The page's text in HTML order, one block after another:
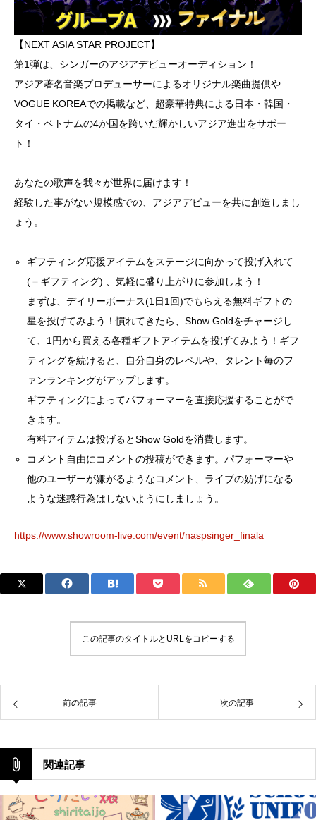
【NEXT ASIA STAR PROJECT】
第1弾は、シンガーのアジアデビューオーディション！
アジア著名音楽プロデューサーによるオリジナル楽曲提供や
VOGUE KOREAでの掲載など、超豪華特典による日本・韓国・
タイ・ベトナムの4か国を跨いだ輝かしいアジア進出をサポー
ト！
あなたの歌声を我々が世界に届けます！
経験した事がない規模感での、アジアデビューを共に創造しまし
ょう。
ギフティング応援アイテムをステージに向かって投げ入れて
(＝ギフティング) 、気軽に盛り上がりに参加しよう！
まずは、デイリーボーナス(1日1回)でもらえる無料ギフトの
星を投げてみよう！慣れてきたら、Show Goldをチャージし
て、1円から買える各種ギフトアイテムを投げてみよう！ギフ
ティングを続けると、自分自身のレベルや、タレント毎のフ
ァンランキングがアップします。
ギフティングによってパフォーマーを直接応援することがで
きます。
有料アイテムは投げるとShow Goldを消費します。
コメント自由にコメントの投稿ができます。パフォーマーや
他のユーザーが嫌がるようなコメント、ライブの妨げになる
ような迷惑行為はしないようにしましょう。
https://www.showroom-live.com/event/naspsinger_finala
この記事のタイトルとURLをコピーする
前の記事 次の記事
関連記事